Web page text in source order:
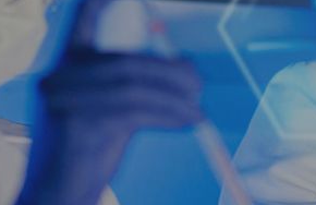
发光材料
功能性化学
分析化学